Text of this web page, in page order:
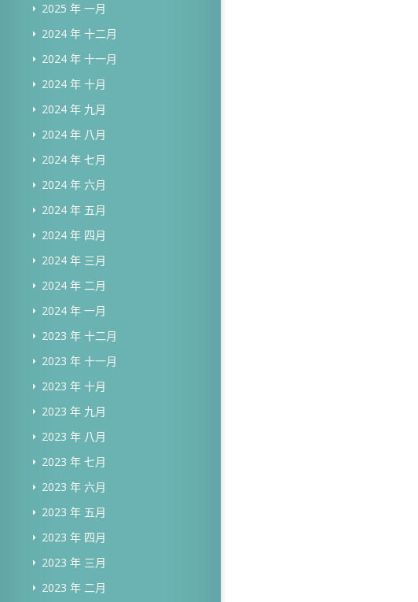
2025 年 一月
2024 年 十二月
2024 年 十一月
2024 年 十月
2024 年 九月
2024 年 八月
2024 年 七月
2024 年 六月
2024 年 五月
2024 年 四月
2024 年 三月
2024 年 二月
2024 年 一月
2023 年 十二月
2023 年 十一月
2023 年 十月
2023 年 九月
2023 年 八月
2023 年 七月
2023 年 六月
2023 年 五月
2023 年 四月
2023 年 三月
2023 年 二月